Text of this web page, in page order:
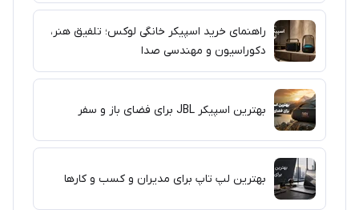
راهنمای خرید اسپیکر خانگی لوکس؛ تلفیق هنر،
دکوراسیون و مهندسی صدا
بهترین اسپیکر JBL برای فضای باز و سفر
بهترین لپ تاپ برای مدیران و کسب و کارها